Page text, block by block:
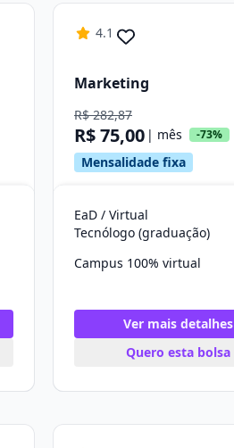
4.1
Marketing
R$ 282,87
R$ 75,00 | mês -73%
Mensalidade fixa
EaD / Virtual
Tecnólogo (graduação)
Campus 100% virtual
Ver mais detalhes
Quero esta bolsa